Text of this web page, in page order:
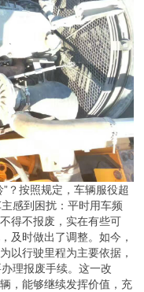
？按照规定，车辆服役超
感到困扰：平时用车频
得不报废，实在有些可
及时做出了调整。如今，
行驶里程为主要依据，
理报废手续。这一改
，能够继续发挥价值，充